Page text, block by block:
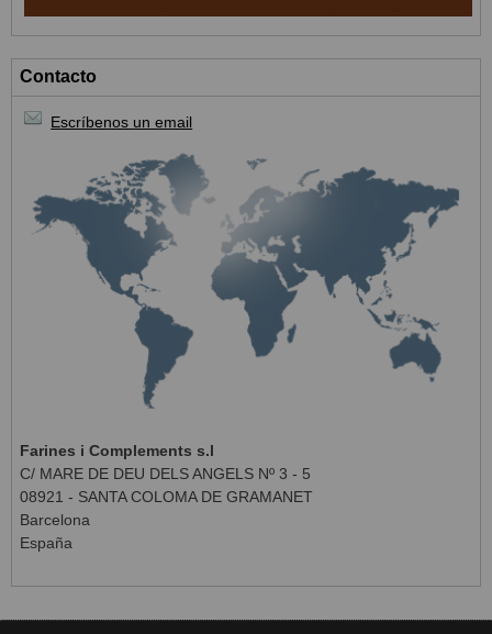
Contacto
Escríbenos un email
Farines i Complements s.l
C/ MARE DE DEU DELS ANGELS Nº 3 - 5
08921 - SANTA COLOMA DE GRAMANET
Barcelona
España